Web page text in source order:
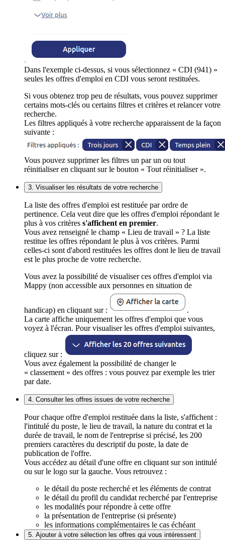
Dans l'exemple ci-dessus, si vous sélectionnez « CDI (941) »
seules les offres d'emploi en CDI vous seront restituées.
Si vous obtenez trop peu de résultats, vous pouvez supprimer
certains mots-clés ou certains filtres et critères et relancer votre
recherche.
Les filtres appliqués à votre recherche apparaissent de la façon
suivante :
Vous pouvez supprimer les filtres un par un ou tout
réinitialiser en cliquant sur le bouton « Tout réinitialiser ».
3. Visualiser les résultats de votre recherche
La liste des offres d'emploi est restituée par ordre de
pertinence. Cela veut dire que les offres d'emploi répondant le
plus à vos critères s'affichent en premier.
Vous avez renseigné le champ « Lieu de travail » ? La liste
restitue les offres répondant le plus à vos critères. Parmi
celles-ci sont d'abord restituées les offres dont le lieu de travail
est le plus proche de votre recherche.
Vous avez la possibilité de visualiser ces offres d'emploi via
Mappy (non accessible aux personnes en situation de
handicap) en cliquant sur :
.
La carte affiche uniquement les offres d'emploi que vous
voyez à l'écran. Pour visualiser les offres d'emploi suivantes,
cliquez sur :
Vous avez également la possibilité de changer le
« classement » des offres : vous pouvez par exemple les trier
par date.
4. Consulter les offres issues de votre recherche
Pour chaque offre d'emploi restituée dans la liste, s'affichent :
l'intitulé du poste, le lieu de travail, la nature du contrat et la
durée de travail, le nom de l'entreprise si précisé, les 200
premiers caractères du descriptif du poste, la date de
publication de l'offre.
Vous accédez au détail d'une offre en cliquant sur son intitulé
ou sur le logo sur la gauche. Vous retrouvez :
le détail du poste recherché et les éléments de contrat
le détail du profil du candidat recherché par l'entreprise
les modalités pour répondre à cette offre
la présentation de l'entreprise (si présente)
les informations complémentaires le cas échéant
5. Ajouter à votre sélection les offres qui vous intéressent